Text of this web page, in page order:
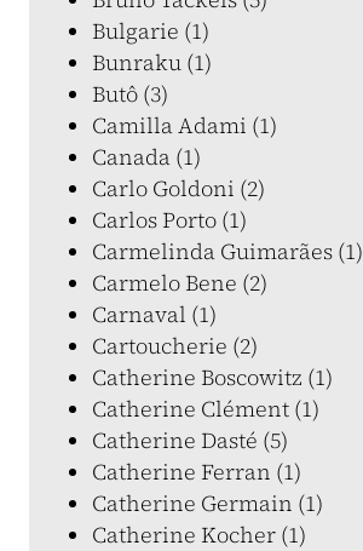
Bulgarie (1)
Bunraku (1)
Butô (3)
Camilla Adami (1)
Canada (1)
Carlo Goldoni (2)
Carlos Porto (1)
Carmelinda Guimarães (1)
Carmelo Bene (2)
Carnaval (1)
Cartoucherie (2)
Catherine Boscowitz (1)
Catherine Clément (1)
Catherine Dasté (5)
Catherine Ferran (1)
Catherine Germain (1)
Catherine Kocher (1)